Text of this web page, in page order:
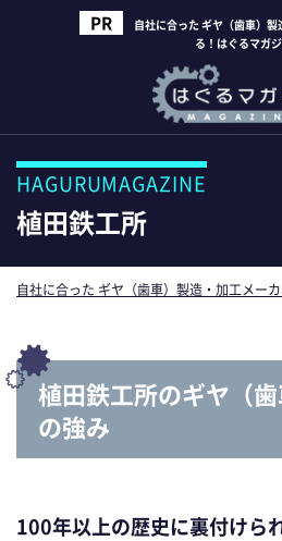
自社に合った ギヤ（歯車）
る！はぐるマガ
HAGURUMAGAZINE
植田鉄工所
自社に合った ギヤ（歯車）製造・加工メー
植田鉄工所のギヤ（
の強み
100年以上の歴史に裏付けら